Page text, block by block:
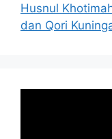
Husnul
dan Qori